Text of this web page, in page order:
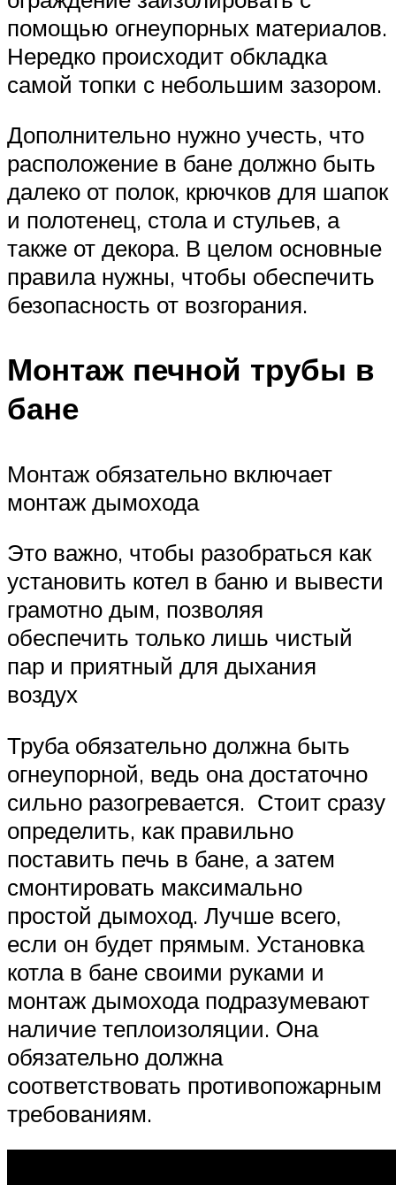
помощью огнеупорных материалов.
Нередко происходит обкладка
самой топки с небольшим зазором.
Дополнительно нужно учесть, что
расположение в бане должно быть
далеко от полок, крючков для шапок
и полотенец, стола и стульев, а
также от декора. В целом основные
правила нужны, чтобы обеспечить
безопасность от возгорания.
Монтаж печной трубы в
бане
Монтаж обязательно включает
монтаж дымохода
Это важно, чтобы разобраться как
установить котел в баню и вывести
грамотно дым, позволяя
обеспечить только лишь чистый
пар и приятный для дыхания
воздух
Труба обязательно должна быть
огнеупорной, ведь она достаточно
сильно разогревается. Стоит сразу
определить, как правильно
поставить печь в бане, а затем
смонтировать максимально
простой дымоход. Лучше всего,
если он будет прямым. Установка
котла в бане своими руками и
монтаж дымохода подразумевают
наличие теплоизоляции. Она
обязательно должна
соответствовать противопожарным
требованиям.